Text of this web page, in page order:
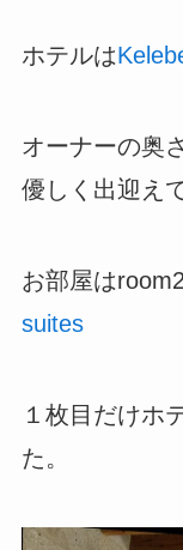
ホテルは
オーナーの奥
優しく出迎え
お部屋は
suites
１枚目だけホ
た。